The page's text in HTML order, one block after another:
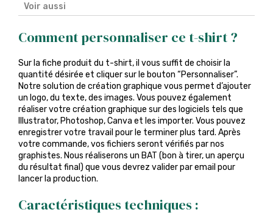
Voir aussi
Comment personnaliser ce t-shirt ?
Sur la fiche produit du t-shirt, il vous suffit de choisir la
quantité désirée et cliquer sur le bouton “Personnaliser”.
Notre solution de création graphique vous permet d’ajouter
un logo, du texte, des images. Vous pouvez également
réaliser votre création graphique sur des logiciels tels que
Illustrator, Photoshop, Canva et les importer. Vous pouvez
enregistrer votre travail pour le terminer plus tard. Après
votre commande, vos fichiers seront vérifiés par nos
graphistes. Nous réaliserons un BAT (bon à tirer, un aperçu
du résultat final) que vous devrez valider par email pour
lancer la production.
Caractéristiques techniques :